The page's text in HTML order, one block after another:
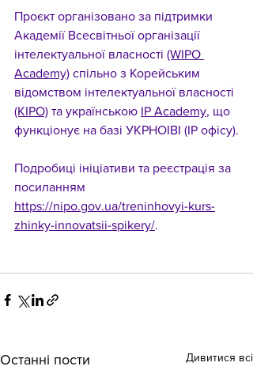
Проєкт організовано за підтримки
Академії Всесвітньої організації
інтелектуальної власності (WIPO
Academy) спільно з Корейським
відомством інтелектуальної власності
(KIPO) та українською IP Academy, що
функціонує на базі УКРНОІВІ (IP офісу).
Подробиці ініціативи та реєстрація за
посиланням
https://nipo.gov.ua/treninhovyi-kurs-
zhinky-innovatsii-spikery/.
Останні пости Дивитися всі